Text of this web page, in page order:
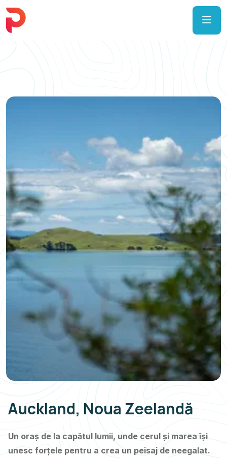
Auckland, Noua Zeelandă
Un oraș de la capătul lumii, unde cerul și marea își
unesc forțele pentru a crea un peisaj de neegalat.